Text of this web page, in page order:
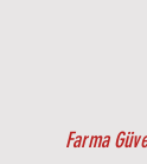
Farma